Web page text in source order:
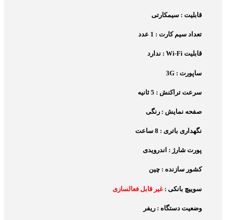
قابلیت : سیمکارتی
تعداد سیم کارت : 1 عدد
قابلیت Wi-Fi : ندارد
ساپورت : 3G
سرعت تراکنش : 5 ثانیه
صفحه نمایش : رنگی
نگهداری باتری : 8 ساعت
پورت شارژ : اندرویدی
کشور سازنده : چین
سوییچ بانکی : غیر قابل فعالسازی
وضعیت دستگاه : ریفر